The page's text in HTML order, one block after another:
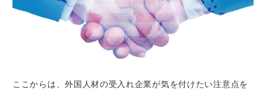
ここからは、外国人材の受入れ企業が気を付けたい注意点を